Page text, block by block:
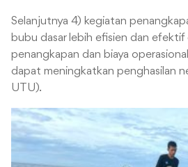
Selanjutnya 4) kegiatan
bubu dasar lebih efisien dan efektif
penangkapan dan biaya
dapat meningkatkan penghasilan
UTU).